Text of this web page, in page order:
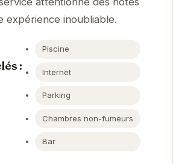
expérience inoubliable.
:
Piscine
Internet
Parking
Chambres non-fumeurs
Bar